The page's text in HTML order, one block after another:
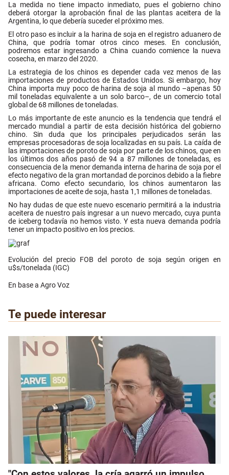
La medida no tiene impacto inmediato, pues el gobierno chino
deberá otorgar la aprobación final de las plantas aceitera de la
Argentina, lo que debería suceder el próximo mes.
El otro paso es incluir a la harina de soja en el registro aduanero de
China, que podría tomar otros cinco meses. En conclusión,
podremos estar ingresando a China cuando comience la nueva
cosecha, en marzo del 2020.
La estrategia de los chinos es depender cada vez menos de las
importaciones de productos de Estados Unidos. Si embargo, hoy
China importa muy poco de harina de soja al mundo –apenas 50
mil toneladas equivalente a un solo barco–, de un comercio total
global de 68 millones de toneladas.
Lo más importante de este anuncio es la tendencia que tendrá el
mercado mundial a partir de esta decisión histórica del gobierno
chino. Sin duda que los principales perjudicados serán las
empresas procesadoras de soja localizadas en su país. La caída de
las importaciones de poroto de soja por parte de los chinos, que en
los últimos dos años pasó de 94 a 87 millones de toneladas, es
consecuencia de la menor demanda interna de harina de soja por el
efecto negativo de la gran mortandad de porcinos debido a la fiebre
africana. Como efecto secundario, los chinos aumentaron las
importaciones de aceite de soja, hasta 1,1 millones de toneladas.
No hay dudas de que este nuevo escenario permitirá a la industria
aceitera de nuestro país ingresar a un nuevo mercado, cuya punta
de iceberg todavía no hemos visto. Y esta nueva demanda podría
tener un impacto positivo en los precios.
Evolución del precio FOB del poroto de soja según origen en
u$s/tonelada (IGC)
En base a Agro Voz
Te puede interesar